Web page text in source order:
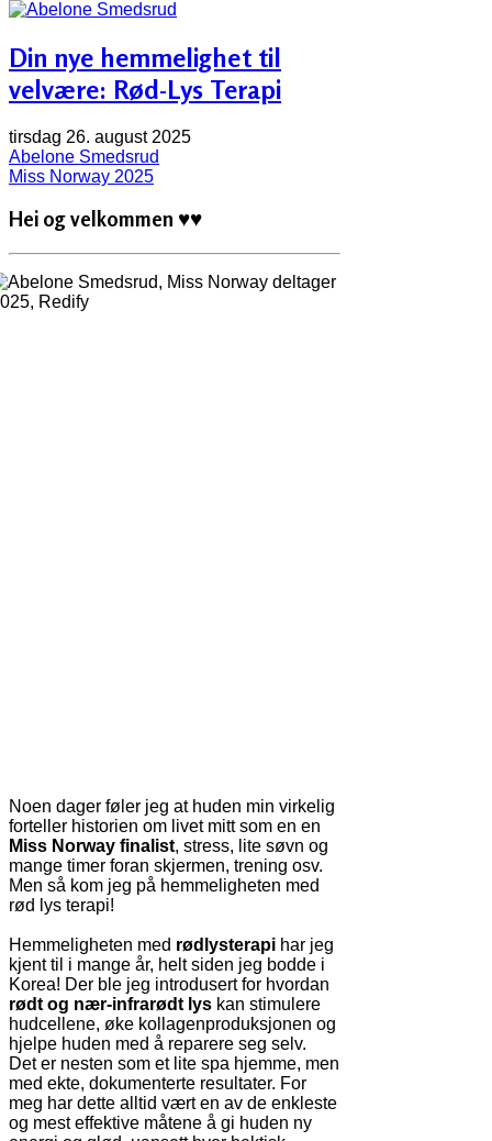
Din nye hemmelighet til
velvære: Rød-Lys Terapi
tirsdag 26. august 2025
Abelone Smedsrud
Miss Norway 2025
Hei og velkommen ♥♥
Noen dager føler jeg at huden min virkelig
forteller historien om livet mitt som en en
Miss Norway finalist, stress, lite søvn og
mange timer foran skjermen, trening osv.
Men så kom jeg på hemmeligheten med
rød lys terapi!
Hemmeligheten med rødlysterapi har jeg
kjent til i mange år, helt siden jeg bodde i
Korea! Der ble jeg introdusert for hvordan
rødt og nær-infrarødt lys kan stimulere
hudcellene, øke kollagenproduksjonen og
hjelpe huden med å reparere seg selv.
Det er nesten som et lite spa hjemme, men
med ekte, dokumenterte resultater. For
meg har dette alltid vært en av de enkleste
og mest effektive måtene å gi huden ny